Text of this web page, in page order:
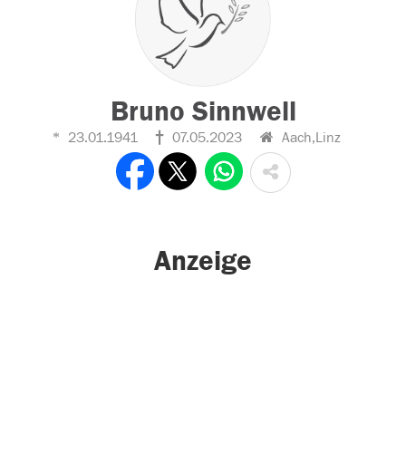
Bruno Sinnwell
23.01.1941 07.05.2023 Aach,Linz
Anzeige